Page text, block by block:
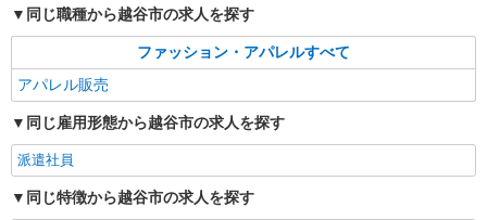
キープ
アルバイト パート
クイックシルバーストア
アパレル販売スタッフ
［アルバイト・パート］ 時給1,150円〜1,300
験考慮します。 ※高校生以上
埼玉県越谷市レイクタウン4丁目2番地2
同じ職種から越谷市の求人を探す
ファッション・アパレルすべて
アパレル販売
同じ雇用形態から越谷市の求人を探す
派遣社員
同じ特徴から越谷市の求人を探す